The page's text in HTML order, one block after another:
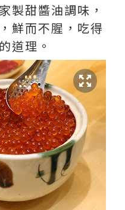
製甜醬油調味，
鮮而不腥，吃得
道理。